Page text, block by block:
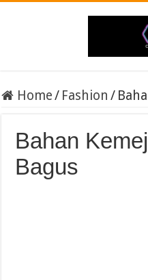
Home/ Fashion /
Bahan
Bagus